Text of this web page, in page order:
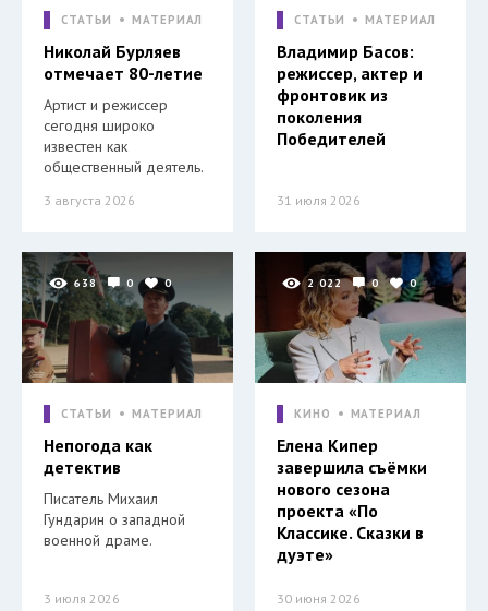
СТАТЬИ МАТЕРИАЛ
Николай Бурляев
отмечает 80-летие
Артист и режиссер
сегодня широко
известен как
общественный деятель.
3 августа 2026
СТАТЬИ МАТЕРИАЛ
Владимир Басов:
режиссер, актер и
фронтовик из
поколения
Победителей
31 июля 2026
638 0 0
СТАТЬИ МАТЕРИАЛ
Непогода как
детектив
Писатель Михаил
Гундарин о западной
военной драме.
3 июля 2026
2 022 0 0
КИНО МАТЕРИАЛ
Елена Кипер
завершила съёмки
нового сезона
проекта «По
Классике. Сказки в
дуэте»
30 июня 2026